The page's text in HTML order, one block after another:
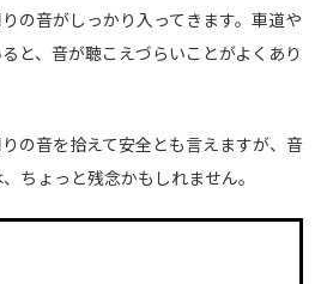
の音がしっかり入ってきます。車道や
と、音が聴こえづらいことがよくあり
の音を拾えて安全とも言えますが、音
ちょっと残念かもしれません。